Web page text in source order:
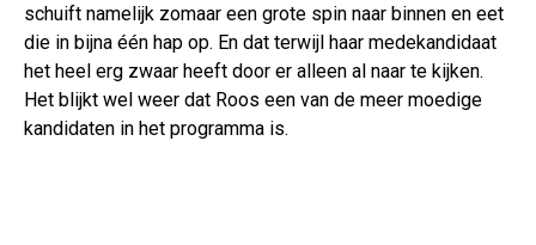
schuift namelijk zomaar een grote spin naar binnen en eet
die in bijna één hap op. En dat terwijl haar medekandidaat
het heel erg zwaar heeft door er alleen al naar te kijken.
Het blijkt wel weer dat Roos een van de meer moedige
kandidaten in het programma is.